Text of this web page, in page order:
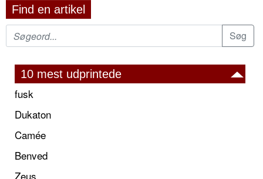
Find en artikel
10 mest udprintede
fusk
Dukaton
Camée
Benved
Zeus